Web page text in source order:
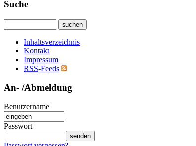
Suche
Inhaltsverzeichnis
Kontakt
Impressum
RSS-Feeds
An- /Abmeldung
Benutzername
Passwort